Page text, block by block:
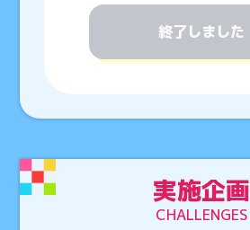
終了しました
実施企画
CHALLENGES